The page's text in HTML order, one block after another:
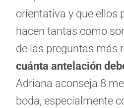
orientativa y que ellos
hacen tantas como
de las preguntas más
cuánta antelación
Adriana aconseja 8
boda, especialmente